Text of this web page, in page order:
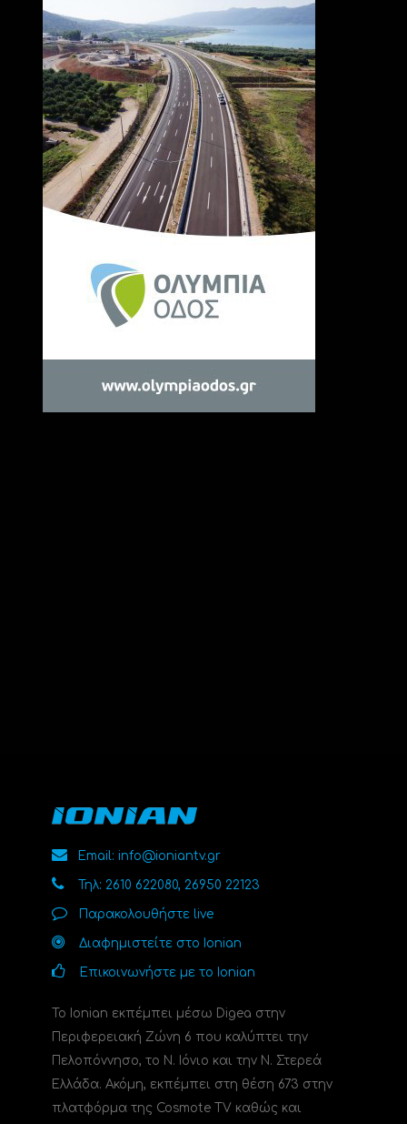
Email: info@ioniantv.gr
Τηλ: 2610 622080, 26950 22123
Παρακολουθήστε live
Διαφημιστείτε στο Ionian
Επικοινωνήστε με το Ionian
Το Ionian εκπέμπει μέσω Digea στην
Περιφερειακή Ζώνη 6 που καλύπτει την
Πελοπόννησο, το N. Ιόνιο και την Ν. Στερεά
Ελλάδα. Ακόμη, εκπέμπει στη θέση 673 στην
πλατφόρμα της Cosmote TV καθώς και